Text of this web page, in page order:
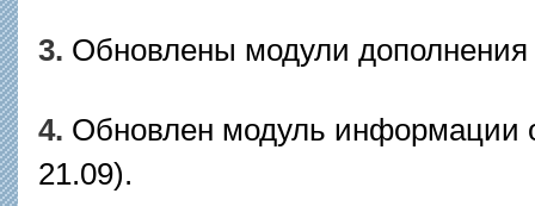
3. Обновлены модули дополнения
4. Обновлен модуль информации
21.09).